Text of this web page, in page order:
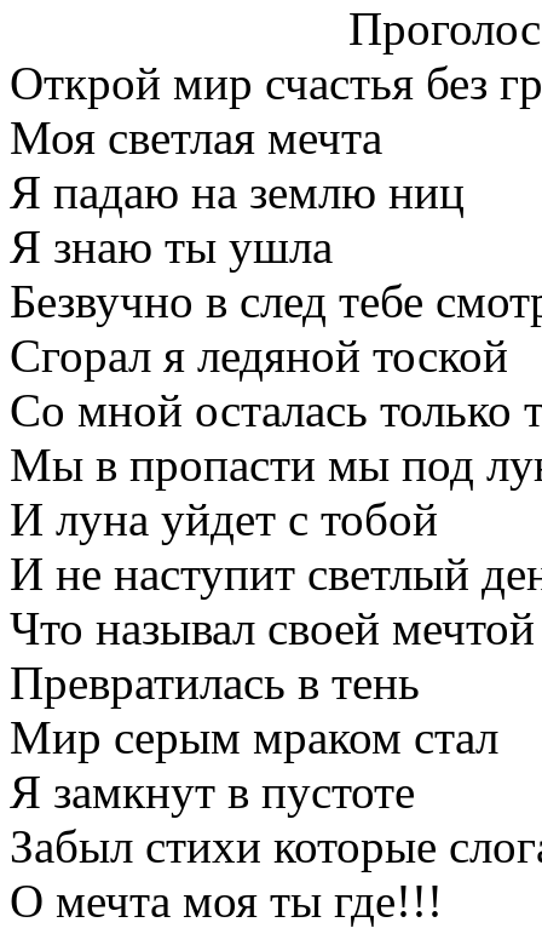
Открой мир счастья без
Моя светлая мечта
Я падаю на землю ниц
Я знаю ты ушла
Безвучно в след тебе
Сгорал я ледяной тоской
Со мной осталась только
Мы в пропасти мы под
И луна уйдет с тобой
И не наступит светлый
Что называл своей мечтой
Превратилась в тень
Мир серым мраком стал
Я замкнут в пустоте
Забыл стихи которые
О мечта моя ты где!!!